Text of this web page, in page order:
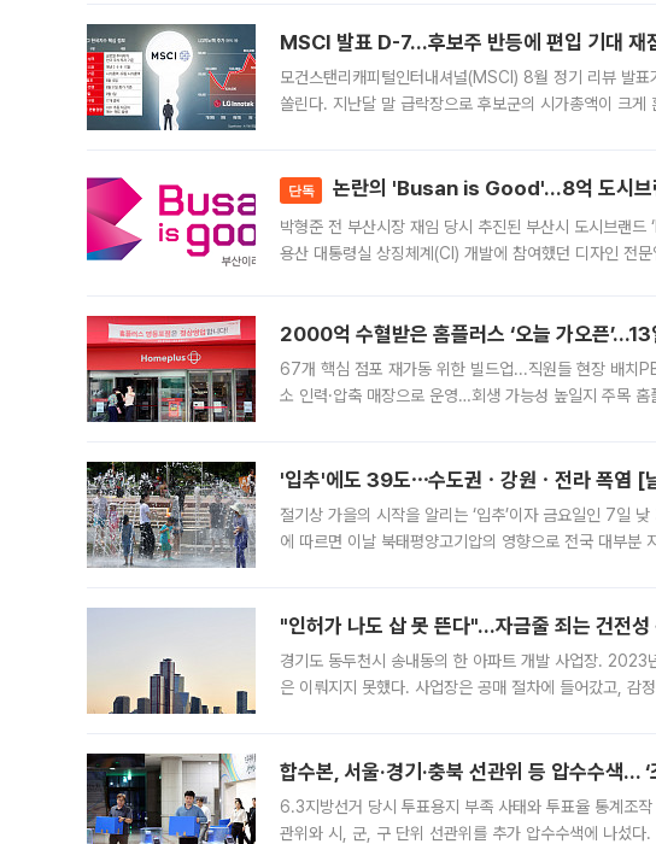
MSCI 발표 D-7…후보주 반등에 편입 기대 재
모건스탠리캐피털인터내셔널(MSCI) 8월 정기 리뷰 발
쏠린다. 지난달 말 급락장으로 후보군의 시가총액이 크
단독 논란의 'Busan is Good'…8억 도시브
박형준 전 부산시장 재임 당시 추진된 부산시 도시브랜
용산 대통령실 상징체계(CI) 개발에 참여했던 디자인 전
2000억 수혈받은 홈플러스 ‘오늘 가오픈’...13
67개 핵심 점포 재가동 위한 빌드업...직원들 현장 배치
소 인력·압축 매장으로 운영…회생 가능성 높일지 주목
'입추'에도 39도⋯수도권ㆍ강원ㆍ전라 폭염 [
절기상 가을의 시작을 알리는 ‘입추’이자 금요일인 7일
에 따르면 이날 북태평양고기압의 영향으로 전국 대부
"인허가 나도 삽 못 뜬다"…자금줄 죄는 건전
경기도 동두천시 송내동의 한 아파트 개발 사업장. 2023
은 이뤄지지 못했다. 사업장은 공매 절차에 들어갔고,
합수본, 서울·경기·충북 선관위 등 압수수색… ‘
6.3지방선거 당시 투표용지 부족 사태와 투표율 통계조
관위와 시, 군, 구 단위 선관위를 추가 압수수색에 나섰